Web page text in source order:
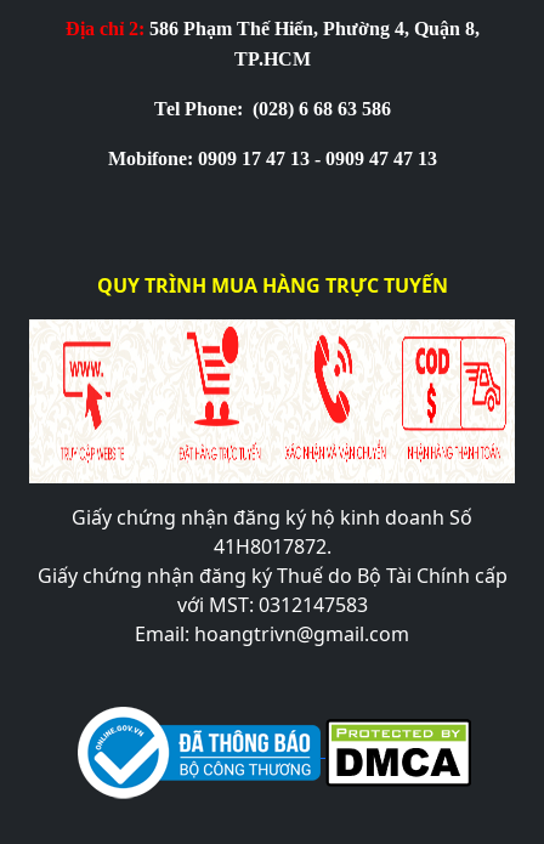
Địa chỉ 2: 586 Phạm Thế Hiển, Phường 4, Quận 8,
TP.HCM
Tel Phone: (028) 6 68 63 586
Mobifone: 0909 17 47 13 - 0909 47 47 13
QUY TRÌNH MUA HÀNG TRỰC TUYẾN
Giấy chứng nhận đăng ký hộ kinh doanh Số
41H8017872.
Giấy chứng nhận đăng ký Thuế do Bộ Tài Chính cấp
với MST: 0312147583
Email: hoangtrivn@gmail.com